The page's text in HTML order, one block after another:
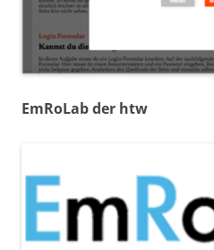
EmRoLab der htw